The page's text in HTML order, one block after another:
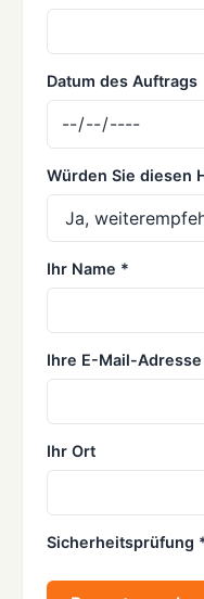
Datum des Auftrags
Würden Sie diesen
Ihr Name *
Ihre E-Mail-
Ihr Ort
Sicherheitsprüfung